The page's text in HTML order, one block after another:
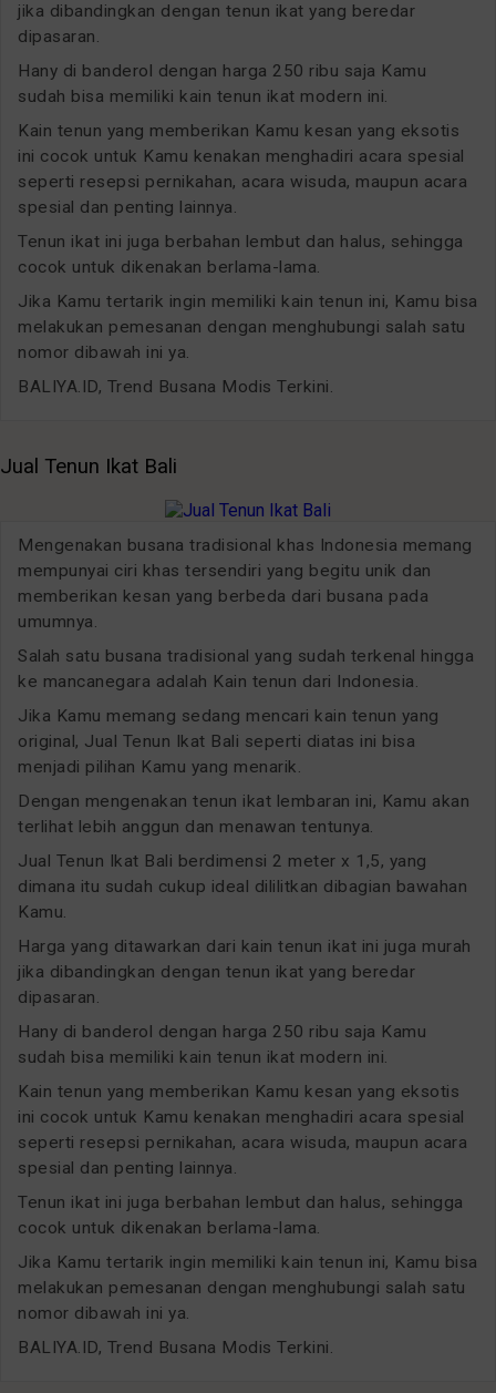
jika dibandingkan dengan tenun ikat yang beredar
dipasaran.
Hany di banderol dengan harga 250 ribu saja Kamu
sudah bisa memiliki kain tenun ikat modern ini.
Kain tenun yang memberikan Kamu kesan yang eksotis
ini cocok untuk Kamu kenakan menghadiri acara spesial
seperti resepsi pernikahan, acara wisuda, maupun acara
spesial dan penting lainnya.
Tenun ikat ini juga berbahan lembut dan halus, sehingga
cocok untuk dikenakan berlama-lama.
Jika Kamu tertarik ingin memiliki kain tenun ini, Kamu bisa
melakukan pemesanan dengan menghubungi salah satu
nomor dibawah ini ya.
BALIYA.ID, Trend Busana Modis Terkini.
Jual Tenun Ikat Bali
Mengenakan busana tradisional khas Indonesia memang
mempunyai ciri khas tersendiri yang begitu unik dan
memberikan kesan yang berbeda dari busana pada
umumnya.
Salah satu busana tradisional yang sudah terkenal hingga
ke mancanegara adalah Kain tenun dari Indonesia.
Jika Kamu memang sedang mencari kain tenun yang
original, Jual Tenun Ikat Bali seperti diatas ini bisa
menjadi pilihan Kamu yang menarik.
Dengan mengenakan tenun ikat lembaran ini, Kamu akan
terlihat lebih anggun dan menawan tentunya.
Jual Tenun Ikat Bali berdimensi 2 meter x 1,5, yang
dimana itu sudah cukup ideal dililitkan dibagian bawahan
Kamu.
Harga yang ditawarkan dari kain tenun ikat ini juga murah
jika dibandingkan dengan tenun ikat yang beredar
dipasaran.
Hany di banderol dengan harga 250 ribu saja Kamu
sudah bisa memiliki kain tenun ikat modern ini.
Kain tenun yang memberikan Kamu kesan yang eksotis
ini cocok untuk Kamu kenakan menghadiri acara spesial
seperti resepsi pernikahan, acara wisuda, maupun acara
spesial dan penting lainnya.
Tenun ikat ini juga berbahan lembut dan halus, sehingga
cocok untuk dikenakan berlama-lama.
Jika Kamu tertarik ingin memiliki kain tenun ini, Kamu bisa
melakukan pemesanan dengan menghubungi salah satu
nomor dibawah ini ya.
BALIYA.ID, Trend Busana Modis Terkini.